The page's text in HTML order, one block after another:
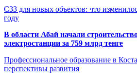
СЗЗ для новых объектов: что
году
В области Абай начали
электростанции за 759 млрд тенге
Профессиональное образование в
перспективы развития